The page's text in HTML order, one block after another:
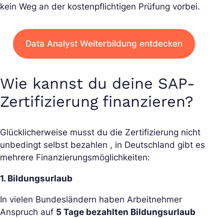
kein Weg an der kostenpflichtigen Prüfung vorbei.
Data Analyst Weiterbildung entdecken
Wie kannst du deine SAP-
Zertifizierung finanzieren?
Glücklicherweise musst du die Zertifizierung nicht
unbedingt selbst bezahlen , in Deutschland gibt es
mehrere Finanzierungsmöglichkeiten:
1. Bildungsurlaub
In vielen Bundesländern haben Arbeitnehmer
Anspruch auf 5 Tage bezahlten Bildungsurlaub